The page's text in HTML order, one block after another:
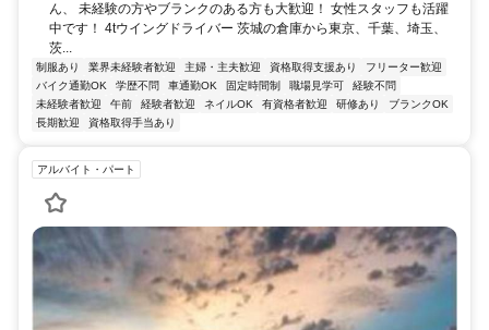
ん、 未経験の方やブランクのある方も大歓迎！ 女性スタッフも活躍
中です！ 4tウイングドライバー 茨城の倉庫から東京、千葉、埼玉、
茨...
制服あり 業界未経験者歓迎 主婦・主夫歓迎 資格取得支援あり
フリーター歓迎
バイク通勤OK
学歴不問 車通勤OK 固定時間制 職場見学可
経験不問
未経験者歓迎
午前 経験者歓迎 ネイルOK 有資格者歓迎 研修あり
ブランクOK
長期歓迎
資格取得手当あり
アルバイト・パート